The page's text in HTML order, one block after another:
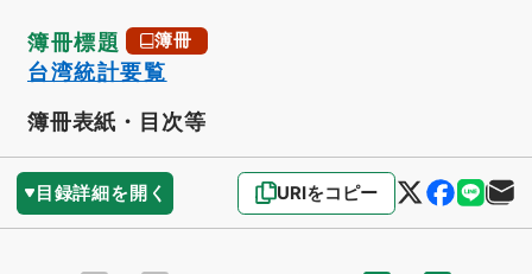
簿冊標題 簿冊
台湾統計要覧
簿冊表紙・目次等
目録詳細を開く URIをコピー